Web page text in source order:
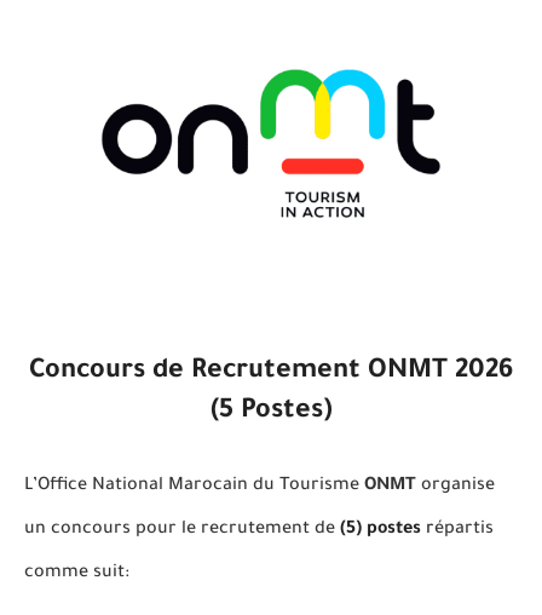
Concours de Recrutement ONMT 2026
(5 Postes)
L’Office National Marocain du Tourisme ONMT organise
un concours pour le recrutement de (5) postes répartis
comme suit: